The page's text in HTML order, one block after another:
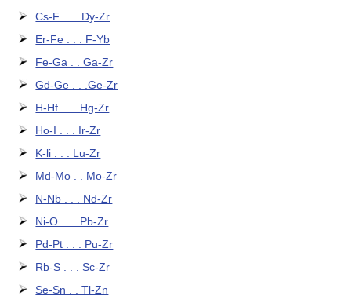
Cs-F . . . Dy-Zr
Er-Fe . . . F-Yb
Fe-Ga . . Ga-Zr
Gd-Ge . . .Ge-Zr
H-Hf . . . Hg-Zr
Ho-I . . . Ir-Zr
K-li . . . Lu-Zr
Md-Mo . . Mo-Zr
N-Nb . . . Nd-Zr
Ni-O . . . Pb-Zr
Pd-Pt . . . Pu-Zr
Rb-S . . . Sc-Zr
Se-Sn . . Tl-Zn